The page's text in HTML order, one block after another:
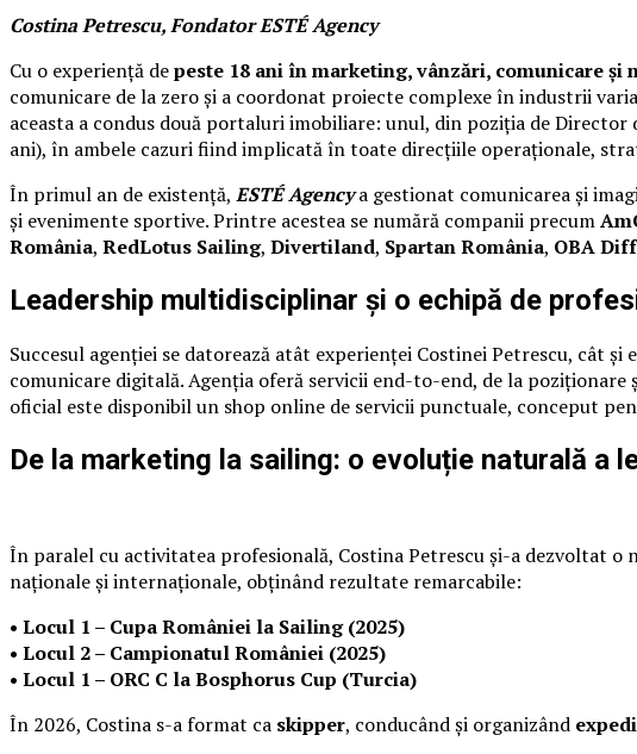
Costina Petrescu, Fondator ESTÉ Agency
Cu o experiență depeste 18 ani în marketing, vânzări, comunicare și
comunicare de la zero și a coordonat proiecte complexe în industrii
aceasta a condus două portaluri imobiliare: unul, din poziția de
ani), în ambele cazuri fiind implicată în toate direcțiile operaționale,
În primul an de existență, ESTÉ Agencya gestionat comunicarea și
și evenimente sportive. Printre acestea se numără companii precum
România, RedLotus Sailing, Divertiland, Spartan România, OBA
Leadership multidisciplinar și o echipă de
Succesul agenției se datorează atât experienței Costinei Petrescu, cât și
comunicare digitală. Agenția oferă servicii end-to-end, de la
oficial este disponibil un shop online de servicii punctuale, conceput
De la marketing la sailing: o evoluție naturală a
În paralel cu activitatea profesională, Costina Petrescu și-a dezvoltat o
naționale și internaționale, obținând rezultate remarcabile:
• Locul 1 – Cupa României la Sailing (2025)
• Locul 2 – Campionatul României (2025)
• Locul 1 – ORC C la Bosphorus Cup (Turcia)
În 2026, Costina s-a format ca skipper, conducând și organizând